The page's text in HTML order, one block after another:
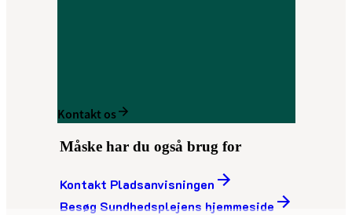
Kontakt os
Måske har du også brug for
Kontakt Pladsanvisningen
Besøg Sundhedsplejens hjemmeside